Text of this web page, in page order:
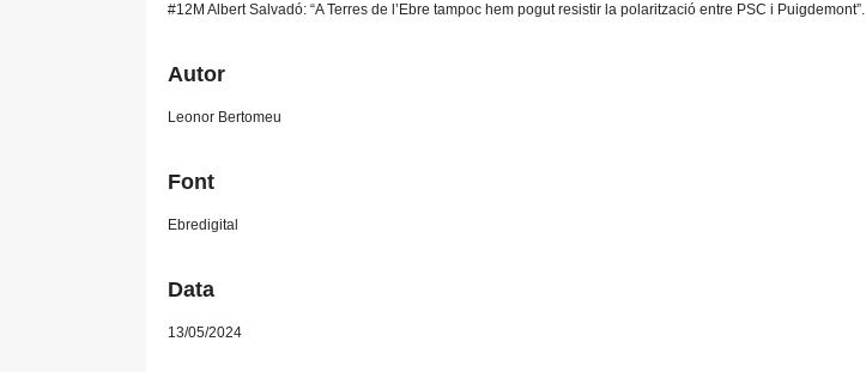
#12M Albert Salvadó: “A Terres de l’Ebre tampoc hem pogut resistir la polarització entre PSC i Puigdemont”.
Autor
Leonor Bertomeu
Font
Ebredigital
Data
13/05/2024